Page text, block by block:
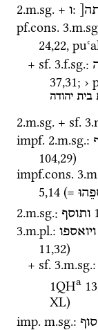
2.m.sg. + ו:
pf.cons. 3.m.
24,22,
+ sf. 3.f.sg.:
37,31; ›
בית יהודה
2.m.sg. + sf. 3.
impf. 2.m.sg.:
104,29)
impf.cons. 3.
5,14 (=
2.m.sg.: ותוסף
3.m.pl.: ויואספו
11,32)
+ sf. 3.m.sg.:
1QHa 13
XL)
imp. m.sg.: